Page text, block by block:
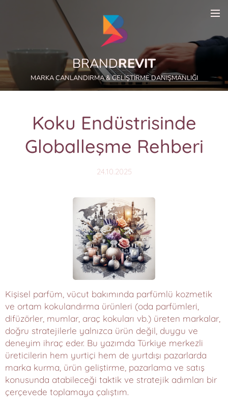
BRANDREVIT
MARKA CANLANDIRMA & GELİŞTİRME DANIŞMANLIĞI
Koku Endüstrisinde
Globalleşme Rehberi
24.10.2025
Kişisel parfüm, vücut bakımında parfümlü kozmetik
ve ortam kokulandırma ürünleri (oda parfümleri,
difüzörler, mumlar, araç kokuları vb.) üreten markalar,
doğru stratejilerle yalnızca ürün değil, duygu ve
deneyim ihraç eder. Bu yazımda Türkiye merkezli
üreticilerin hem yurtiçi hem de yurtdışı pazarlarda
marka kurma, ürün geliştirme, pazarlama ve satış
konusunda atabileceği taktik ve stratejik adımları bir
çerçevede toplamaya çalıştım.